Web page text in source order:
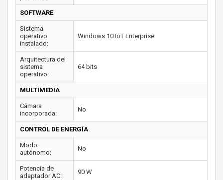
SOFTWARE
Sistema
operativo
instalado:
Windows 10 IoT Enterprise
Arquitectura del
sistema
operativo:
64 bits
MULTIMEDIA
Cámara
incorporada:
No
CONTROL DE ENERGÍA
Modo
autónomo:
No
Potencia de
adaptador AC:
90 W